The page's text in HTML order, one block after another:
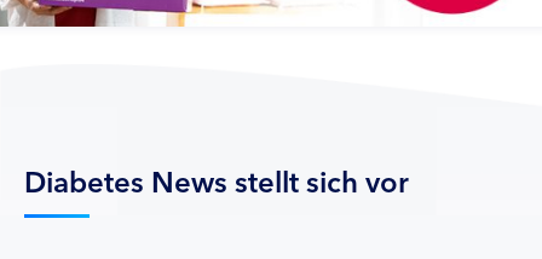
Diabetes News stellt sich vor